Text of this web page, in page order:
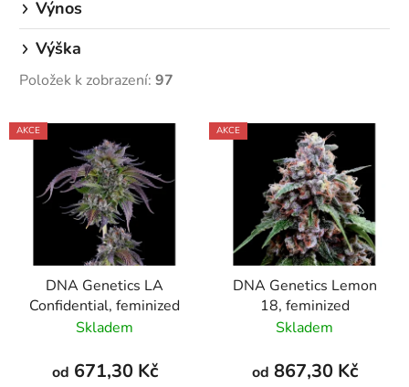
Výnos
Výška
Položek k zobrazení: 97
V
ý
AKCE
DNA Genetics LA
Confidential, feminized
Skladem
od 671,30 Kč
AKCE
DNA Genetics Lemon
18, feminized
Skladem
od 867,30 Kč